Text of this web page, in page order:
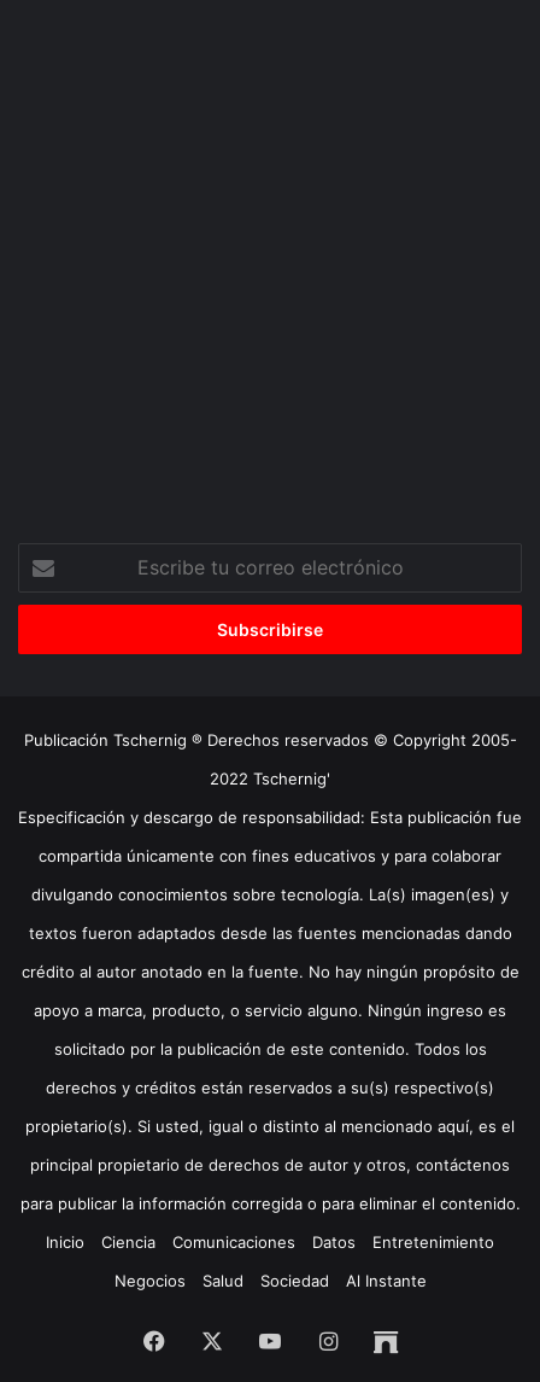
correo
Publicación Tschernig ® Derechos reservados © Copyright 2005-
2022 Tschernig'
Especificación y descargo de responsabilidad: Esta publicación fue
compartida únicamente con fines educativos y para colaborar
divulgando conocimientos sobre tecnología. La(s) imagen(es) y
textos fueron adaptados desde las fuentes mencionadas dando
crédito al autor anotado en la fuente. No hay ningún propósito de
apoyo a marca, producto, o servicio alguno. Ningún ingreso es
solicitado por la publicación de este contenido. Todos los
derechos y créditos están reservados a su(s) respectivo(s)
propietario(s). Si usted, igual o distinto al mencionado aquí, es el
principal propietario de derechos de autor y otros, contáctenos
para publicar la información corregida o para eliminar el contenido.
Inicio
Ciencia Comunicaciones Datos
Entretenimiento
Negocios
Salud Sociedad Al Instante
Facebook YouTubeInstagramArchive